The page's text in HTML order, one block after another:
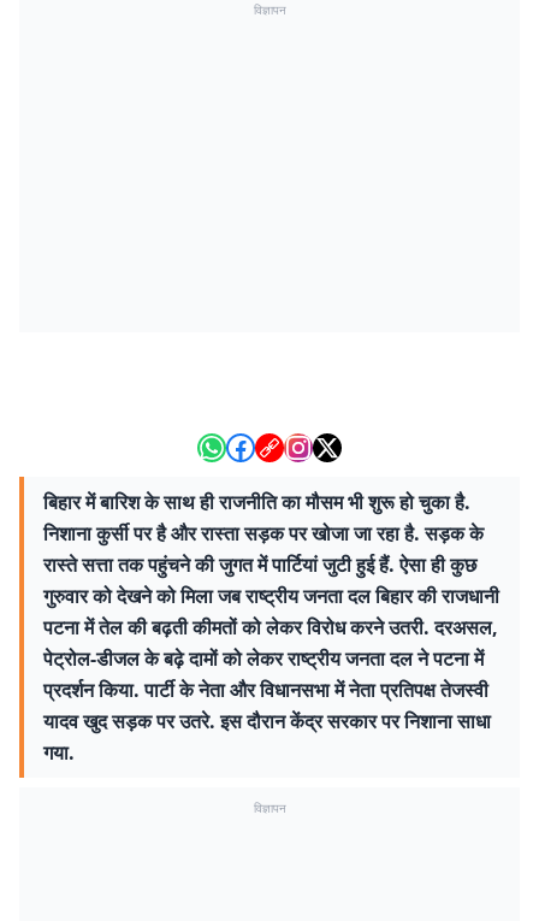
विज्ञापन
बिहार में बारिश के साथ ही राजनीति का मौसम भी शुरू हो चुका है.
निशाना कुर्सी पर है और रास्ता सड़क पर खोजा जा रहा है. सड़क के
रास्ते सत्ता तक पहुंचने की जुगत में पार्टियां जुटी हुई हैं. ऐसा ही कुछ
गुरुवार को देखने को मिला जब राष्ट्रीय जनता दल बिहार की राजधानी
पटना में तेल की बढ़ती कीमतों को लेकर विरोध करने उतरी. दरअसल,
पेट्रोल-डीजल के बढ़े दामों को लेकर राष्ट्रीय जनता दल ने पटना में
प्रदर्शन किया. पार्टी के नेता और विधानसभा में नेता प्रतिपक्ष तेजस्वी
यादव खुद सड़क पर उतरे. इस दौरान केंद्र सरकार पर निशाना साधा
गया.
विज्ञापन